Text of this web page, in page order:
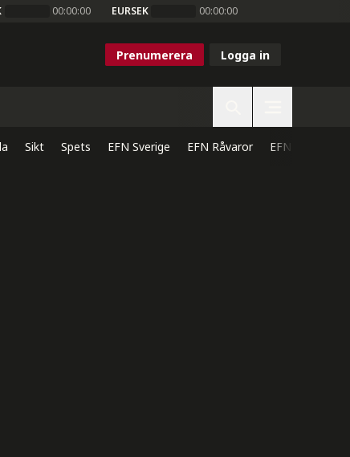
00:00:00 EURSEK 00:00:00
Prenumerera Logga in
Sikt Spets EFN Sverige EFN Råvaror EFN Direkt